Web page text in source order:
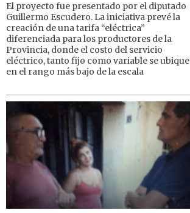
El proyecto fue presentado por el diputado
Guillermo Escudero. La iniciativa prevé la
creación de una tarifa “eléctrica”
diferenciada para los productores de la
Provincia, donde el costo del servicio
eléctrico, tanto fijo como variable se ubique
en el rango más bajo de la escala